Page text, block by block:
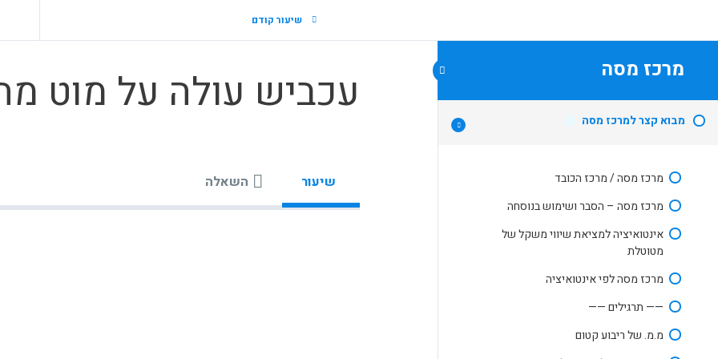
מרכז מסה
מבוא קצר למרכז מסה
מרכז מסה / מרכז הכובד
מרכז מסה – הסבר ושימוש בנוסחה
אינטואיציה למציאת שיווי משקל של
מטוטלת
מרכז מסה לפי אינטואיציה
—— תרגילים ——
מ.מ. של ריבוע קטום
שיעור קודם
עכביש עולה על מוט
שיעור השאלה